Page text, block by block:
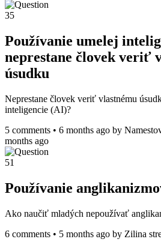
35
Používanie umelej
neprestane človek veriť
úsudku
Neprestane človek veriť vlastnému
inteligencie (AI)?
5 comments • 6 months ago by
months ago
51
Používanie
Ako naučiť mladých nepoužívať
6 comments • 5 months ago by Zilina